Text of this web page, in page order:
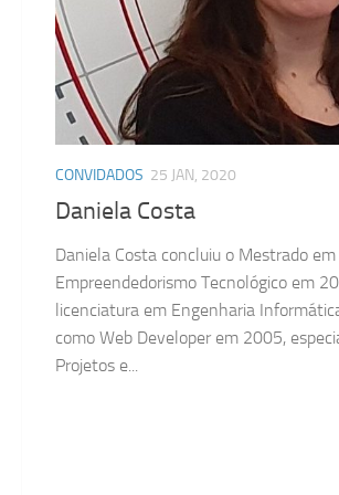
CONVIDADOS 25 JAN, 2020
Daniela Costa
Daniela Costa concluiu o Mestrado
Empreendedorismo Tecnológico em
licenciatura em Engenharia
como Web Developer em 2005,
Projetos e...